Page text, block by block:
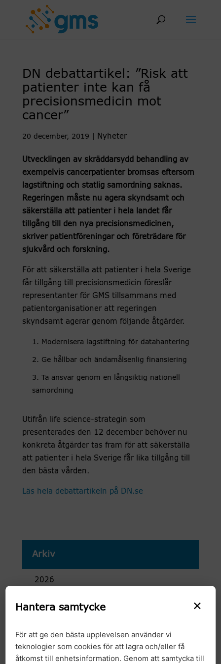
DN debattartikel: ”Risk att
patienter inte kan få
precisionsmedicin mot
cancer”
20 december, 2019 Nyheter
Utvecklingen av skräddarsydd behandling av
exempelvis cancerpatienter bromsas eftersom
lagstiftning och statlig samordning saknas.
Regeringen måste nu agera skyndsamt och
säkerställa att patienter i hela landet får
tillgång till den nya precisionsmedicinen,
skriver patientföreningar och företrädare för
sjukvård och forskning.
För att säkerställa att patienter i hela Sverige
får tillgång till precisionsmedicin föreslår
representanter för GMS tillsammans med
patientorganisationer att regeringen
skyndsamt agerar genom följande åtgärder.
Modernisera lagstiftning för datahantering
Ge hållbar och ändamålsenlig finansiering
Ta ansvar genom en långsiktig nationell
samordning
Utifrån life science-strategin som
presenterades den 12 december behöver nu
konkreta åtgärder tas fram för att säkerställa
att patienter i hela Sverige får lika tillgång till
den bästa vården.
Läs hela debattartikeln på DN.se
Arkiv
2026
2025
2023
×
Hantera samtycke
För att ge den bästa upplevelsen använder vi
teknologier som cookies för att lagra och/eller få
åtkomst till enhetsinformation. Genom att samtycka till